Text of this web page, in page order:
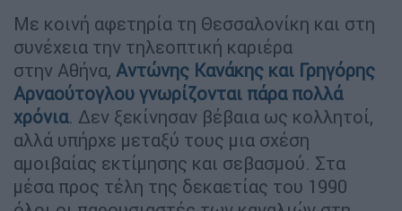
Με κοινή αφετηρία τη Θεσσαλονίκη και στη
συνέχεια την τηλεοπτική καριέρα
στην Αθήνα, Αντώνης Κανάκης και Γρηγόρης
Αρναούτογλου γνωρίζονται πάρα πολλά
χρόνια. Δεν ξεκίνησαν βέβαια ως κολλητοί,
αλλά υπήρχε μεταξύ τους μια σχέση
αμοιβαίας εκτίμησης και σεβασμού. Στα
μέσα προς τέλη της δεκαετίας του 1990